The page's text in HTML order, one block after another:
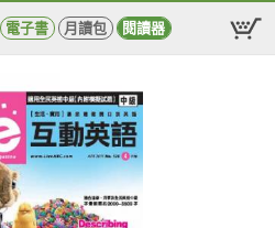
電子書 月讀包 閱讀器